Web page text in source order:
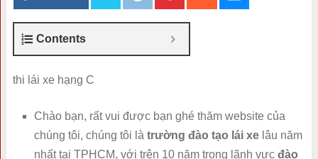
Contents
thi lái xe hạng C
Chào bạn, rất vui được bạn ghé thăm website của
chúng tôi, chúng tôi là trường đào tạo lái xelâu năm
nhất tại TPHCM, với trên 10 năm trong lãnh vực đào